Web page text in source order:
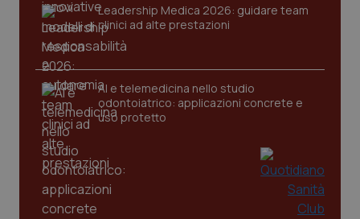
Leadership Medica 2026: guidare team
clinici ad alte prestazioni
AI e telemedicina nello studio
odontoiatrico: applicazioni concrete e
uso protetto
CookieScriptConsent
CookieScript